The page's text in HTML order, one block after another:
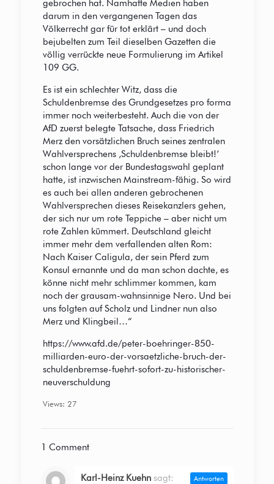
gebrochen hat. Namhafte Medien haben
darum in den vergangenen Tagen das
Völkerrecht gar für tot erklärt – und doch
bejubelten zum Teil dieselben Gazetten die
völlig verrückte neue Formulierung im Artikel
109 GG.
Es ist ein schlechter Witz, dass die
Schuldenbremse des Grundgesetzes pro forma
immer noch weiterbesteht. Auch die von der
AfD zuerst belegte Tatsache, dass Friedrich
Merz den vorsätzlichen Bruch seines zentralen
Wahlversprechens ‚Schuldenbremse bleibt!‘
schon lange vor der Bundestagswahl geplant
hatte, ist inzwischen Mainstream-fähig. So wird
es auch bei allen anderen gebrochenen
Wahlversprechen dieses Reisekanzlers gehen,
der sich nur um rote Teppiche – aber nicht um
rote Zahlen kümmert. Deutschland gleicht
immer mehr dem verfallenden alten Rom:
Nach Kaiser Caligula, der sein Pferd zum
Konsul ernannte und da man schon dachte, es
könne nicht mehr schlimmer kommen, kam
noch der grausam-wahnsinnige Nero. Und bei
uns folgten auf Scholz und Lindner nun also
Merz und Klingbeil…“
https://www.afd.de/peter-boehringer-850-
milliarden-euro-der-vorsaetzliche-bruch-der-
schuldenbremse-fuehrt-sofort-zu-historischer-
neuverschuldung
Views: 27
1 Comment
Karl-Heinz Kuehn sagt: Antworten